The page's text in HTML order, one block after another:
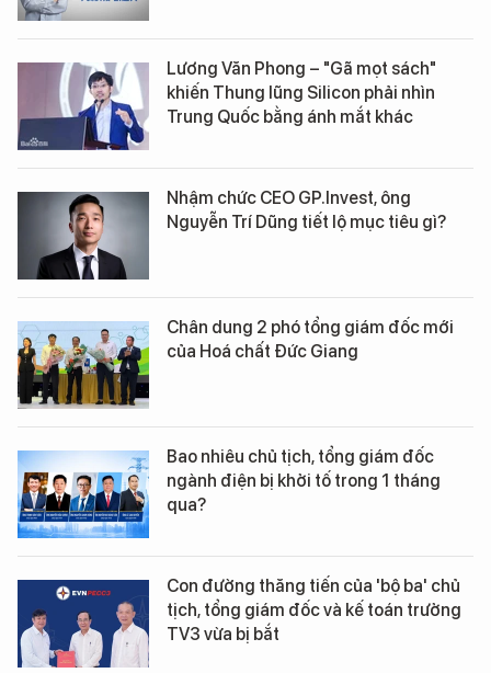
Lương Văn Phong – "Gã mọt sách"
khiến Thung lũng Silicon phải nhìn
Trung Quốc bằng ánh mắt khác
Nhậm chức CEO GP.Invest, ông
Nguyễn Trí Dũng tiết lộ mục tiêu gì?
Chân dung 2 phó tổng giám đốc mới
của Hoá chất Đức Giang
Bao nhiêu chủ tịch, tổng giám đốc
ngành điện bị khởi tố trong 1 tháng
qua?
Con đường thăng tiến của 'bộ ba' chủ
tịch, tổng giám đốc và kế toán trưởng
TV3 vừa bị bắt